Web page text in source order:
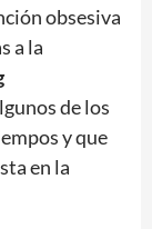
obsesiva
a la
de los
y que
en la